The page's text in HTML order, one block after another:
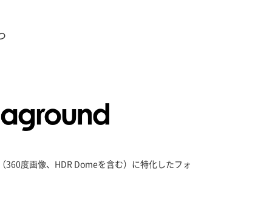
360度画像、HDR Domeを含む）に特化したフォ